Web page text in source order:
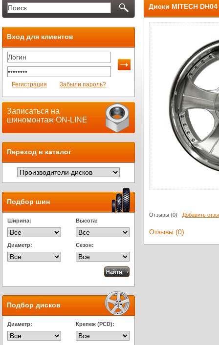
Вход для клиентов
Регистрация Забыли пароль?
Записаться на
шиномонтаж ON-LINE
Переход в каталог
Подбор шин
Ширина: Высота:
Диаметр: Сезон:
Подбор дисков
Диаметр: Крепеж (PCD):
Диски MITECH
Отзывы (0) Добавить
Отзывы (0)